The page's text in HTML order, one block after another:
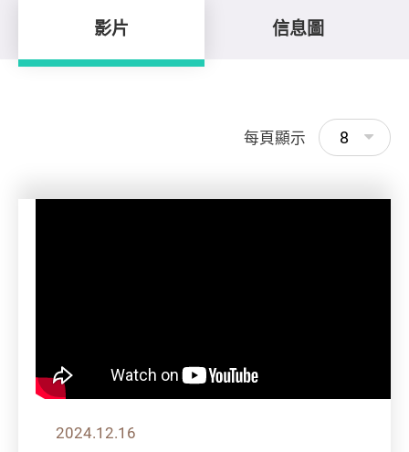
影片 信息圖
每頁顯示 8
2024.12.16